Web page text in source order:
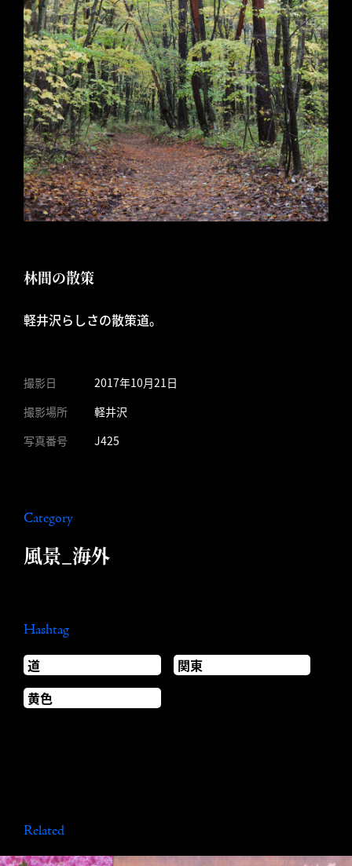
林間の散策
軽井沢らしさの散策道。
撮影日
2017年10月21日
撮影場所
軽井沢
写真番号
J425
Category
風景_海外
Hashtag
道
関東
黄色
Related